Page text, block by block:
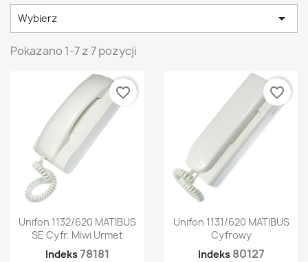
Wybierz 
Pokazano 1-7 z 7 pozycji
Unifon 1132/620 MATIBUS
SE Cyfr. Miwi Urmet
Indeks78181
favorite_border
Unifon 1131/620 MATIBUS
Cyfrowy
Indeks 80127
favorite_border